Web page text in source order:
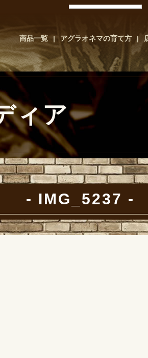
商品一覧 アグラオネマの育て方
ィア
IMG_5237